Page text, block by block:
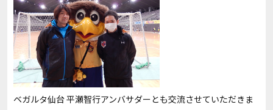
ベガルタ仙台 平瀬智行アンバサダーとも交流させていただきま